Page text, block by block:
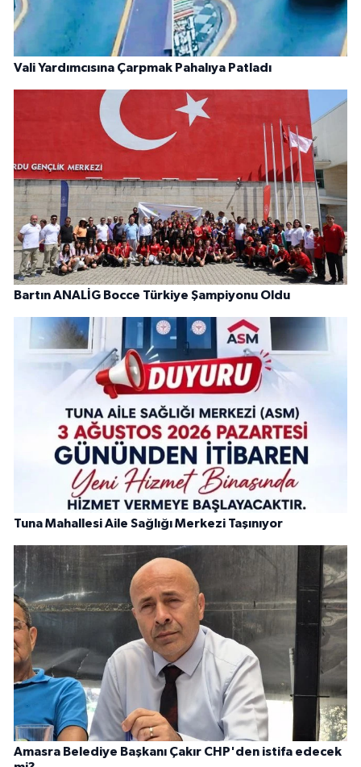
Vali Yardımcısına Çarpmak Pahalıya Patladı
Bartın ANALİG Bocce Türkiye Şampiyonu Oldu
Tuna Mahallesi Aile Sağlığı Merkezi Taşınıyor
Amasra Belediye Başkanı Çakır CHP'den istifa edecek